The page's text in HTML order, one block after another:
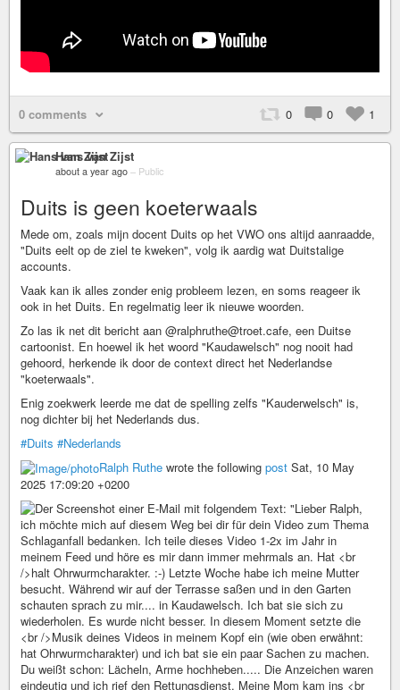
0 comments 0 0 1
Hans van Zijst
about a year ago – Public
Duits is geen koeterwaals
Mede om, zoals mijn docent Duits op het VWO ons altijd aanraadde,
"Duits eelt op de ziel te kweken", volg ik aardig wat Duitstalige
accounts.
Vaak kan ik alles zonder enig probleem lezen, en soms reageer ik
ook in het Duits. En regelmatig leer ik nieuwe woorden.
Zo las ik net dit bericht aan @ralphruthe@troet.cafe, een Duitse
cartoonist. En hoewel ik het woord "Kaudawelsch" nog nooit had
gehoord, herkende ik door de context direct het Nederlandse
"koeterwaals".
Enig zoekwerk leerde me dat de spelling zelfs "Kauderwelsch" is,
nog dichter bij het Nederlands dus.
#Duits #Nederlands
Ralph Ruthe wrote the following post Sat, 10 May
2025 17:09:20 +0200